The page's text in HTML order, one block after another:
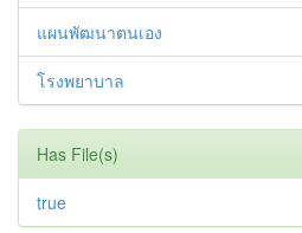
แผนพัฒนาตนเอง
โรงพยาบาล
Has File(s)
true